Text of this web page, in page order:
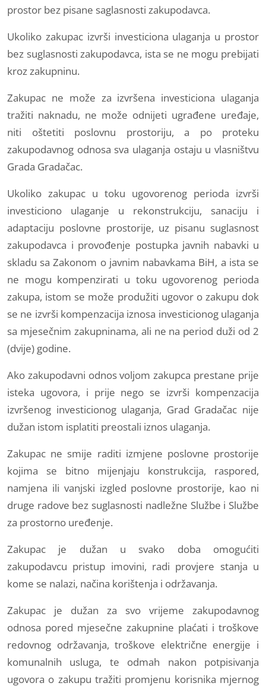
prostor bez pisane saglasnosti zakupodavca.
Ukoliko zakupac izvrši investiciona ulaganja u prostor
bez suglasnosti zakupodavca, ista se ne mogu prebijati
kroz zakupninu.
Zakupac ne može za izvršena investiciona ulaganja
tražiti naknadu, ne može odnijeti ugrađene uređaje,
niti oštetiti poslovnu prostoriju, a po proteku
zakupodavnog odnosa sva ulaganja ostaju u vlasništvu
Grada Gradačac.
Ukoliko zakupac u toku ugovorenog perioda izvrši
investiciono ulaganje u rekonstrukciju, sanaciju i
adaptaciju poslovne prostorije, uz pisanu suglasnost
zakupodavca i provođenje postupka javnih nabavki u
skladu sa Zakonom o javnim nabavkama BiH, a ista se
ne mogu kompenzirati u toku ugovorenog perioda
zakupa, istom se može produžiti ugovor o zakupu dok
se ne izvrši kompenzacija iznosa investicionog ulaganja
sa mjesečnim zakupninama, ali ne na period duži od 2
(dvije) godine.
Ako zakupodavni odnos voljom zakupca prestane prije
isteka ugovora, i prije nego se izvrši kompenzacija
izvršenog investicionog ulaganja, Grad Gradačac nije
dužan istom isplatiti preostali iznos ulaganja.
Zakupac ne smije raditi izmjene poslovne prostorije
kojima se bitno mijenjaju konstrukcija, raspored,
namjena ili vanjski izgled poslovne prostorije, kao ni
druge radove bez suglasnosti nadležne Službe i Službe
za prostorno uređenje.
Zakupac je dužan u svako doba omogućiti
zakupodavcu pristup imovini, radi provjere stanja u
kome se nalazi, načina korištenja i održavanja.
Zakupac je dužan za svo vrijeme zakupodavnog
odnosa pored mjesečne zakupnine plaćati i troškove
redovnog održavanja, troškove električne energije i
komunalnih usluga, te odmah nakon potpisivanja
ugovora o zakupu tražiti promjenu korisnika mjernog